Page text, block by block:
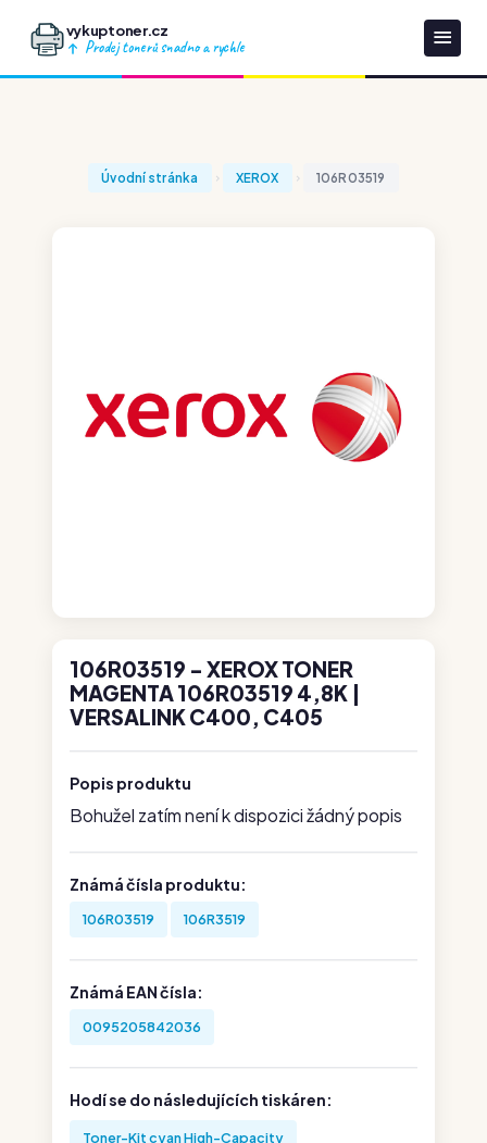
vykuptoner.cz
Prodej tonerů snadno a rychle
Úvodní stránka XEROX 106R03519
106R03519 - XEROX TONER
MAGENTA 106R03519 4,8K |
VERSALINK C400, C405
Popis produktu
Bohužel zatím není k dispozici žádný popis
Známá čísla produktu:
106R03519 106R3519
Známá EAN čísla:
0095205842036
Hodí se do následujících tiskáren:
Toner-Kit cyan High-Capacity